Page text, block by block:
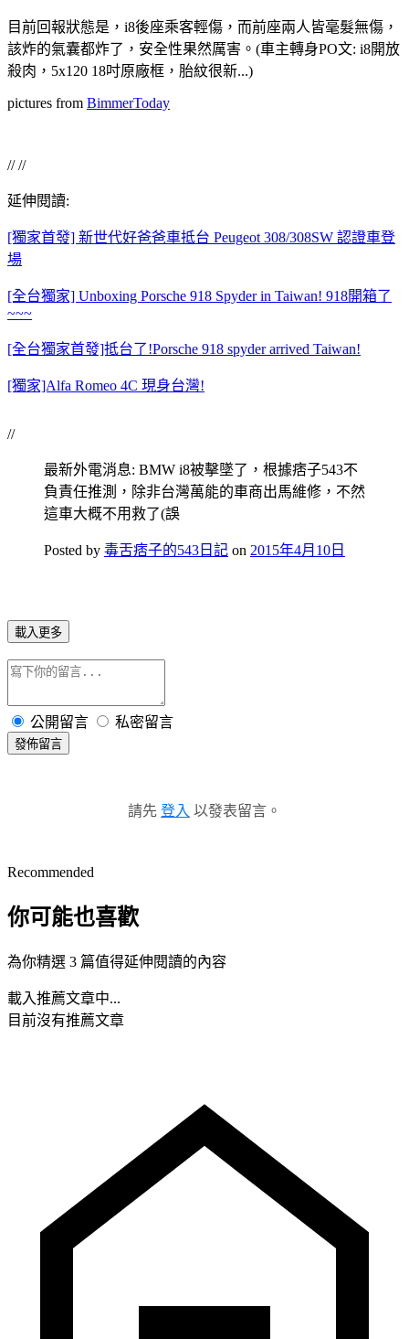
目前回報狀態是，i8後座乘客輕傷，而前座兩人皆毫髮無傷，
該炸的氣囊都炸了，安全性果然厲害。(車主轉身PO文: i8開放
殺肉，5x120 18吋原廠框，胎紋很新...)
pictures from BimmerToday
// //
延伸閱讀:
[獨家首發] 新世代好爸爸車抵台 Peugeot 308/308SW 認證車登
場
[全台獨家] Unboxing Porsche 918 Spyder in Taiwan! 918開箱了
~~~
[全台獨家首發]抵台了!Porsche 918 spyder arrived Taiwan!
[獨家]Alfa Romeo 4C 現身台灣!
//
最新外電消息: BMW i8被擊墜了，根據痞子543不
負責任推測，除非台灣萬能的車商出馬維修，不然
這車大概不用救了(誤
Posted by 毒舌痞子的543日記 on 2015年4月10日
載入更多
公開留言 私密留言
發佈留言
請先 登入 以發表留言。
Recommended
你可能也喜歡
為你精選 3 篇值得延伸閱讀的內容
載入推薦文章中...
目前沒有推薦文章